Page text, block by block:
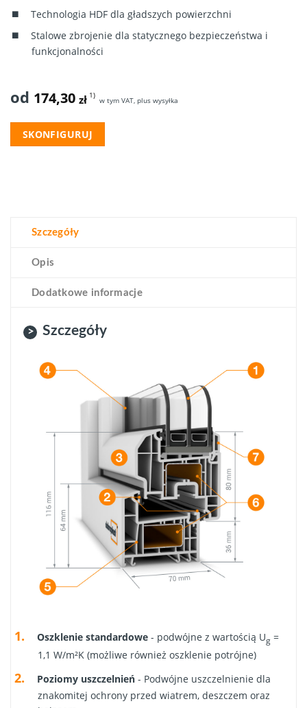
Technologia HDF dla gładszych powierzchni
Stalowe zbrojenie dla statycznego bezpieczeństwa i
funkcjonalności
od 174,30 zł 1)
w tym VAT, plus wysyłka
SKONFIGURUJ
Szczegóły
Opis
Dodatkowe informacje
Szczegóły
Oszklenie standardowe- podwójne z wartością Ug=
1,1 W/m²K (możliwe również oszklenie potrójne)
Poziomy uszczelnień- Podwójne uszczelnienie dla
znakomitej ochrony przed wiatrem, deszczem oraz